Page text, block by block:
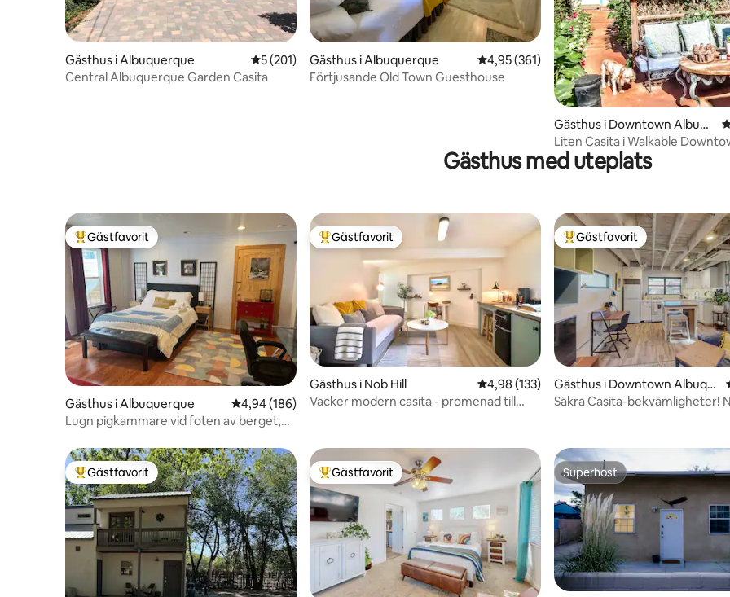
Gästhus i Albuquerque 5 av 5 i genomsnittligt betyg, 201 omdömen
5 (201)
Central Albuquerque Garden Casita
Gästhus i Albuquerque 4,95 av 5 i genomsnittligt betyg, 361
4,95 (361)
Förtjusande Old Town Guesthouse
Gästhus i Downtown Albuqu
erque
Liten Casita i Walkable
Neighborhood
Gästhus med uteplats
Populär gästfavorit
Gästfavorit
Gästhus i Albuquerque 4,94 av 5 i genomsnittligt betyg, 186 omdömen
4,94 (186)
Lugn pigkammare vid foten av berget,
Populär gästfavorit
Gästfavorit
Gästhus i Nob Hill 4,98 av 5 i genomsnittligt betyg, 133
4,98 (133)
Vacker modern casita - promenad till
Populär gästfavorit
Gästfavorit
Gästhus i Downtown Albuqu
erque
Säkra Casita-bekvämligheter!
Populär gästfavorit
Gästfavorit Populär gästfavorit
Gästfavorit Superhost
Superhost